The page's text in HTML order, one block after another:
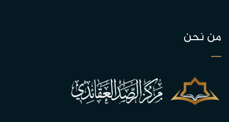
من نحن